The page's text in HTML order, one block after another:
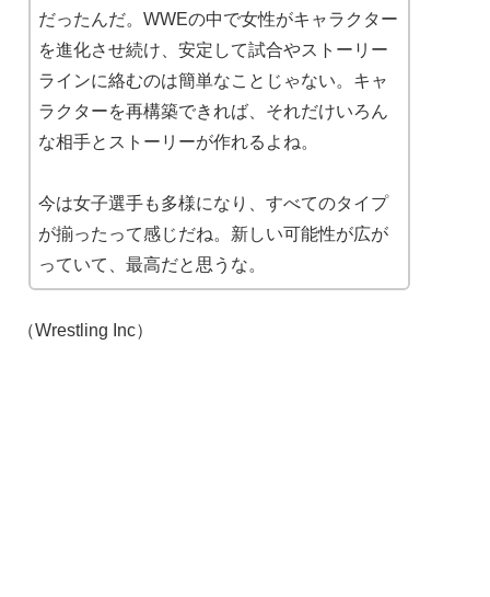
だったんだ。WWEの中で女性がキャラクター
を進化させ続け、安定して試合やストーリー
ラインに絡むのは簡単なことじゃない。キャ
ラクターを再構築できれば、それだけいろん
な相手とストーリーが作れるよね。
今は女子選手も多様になり、すべてのタイプ
が揃ったって感じだね。新しい可能性が広が
っていて、最高だと思うな。
（Wrestling Inc）